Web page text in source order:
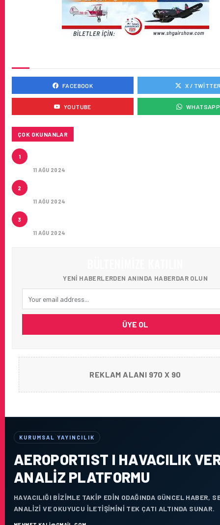
FACEBOOK X /
YOUTUBE WHATSAPP
ÇOK OKUNANLAR
1
11 AĞU 2024
2
11 AĞU 2024
3
11 AĞU 2024
YENI HABERLERDEN ANINDA HABERDAR OLUN
ÜYE OL
REKLAM ALANI 970 X 90
KURUMSAL YAYINCILIK
AEROPORTIST I HAVACILIK
ANALIZ PLATFORMU
HAVACILIĞI BIZIMLE TAKIP EDIN ODAĞINDA GÜNCEL HABER,
ANALIZI VE OKUYUCU ILETIŞIMINI TEK ÇATI ALTINDA SUNAR.